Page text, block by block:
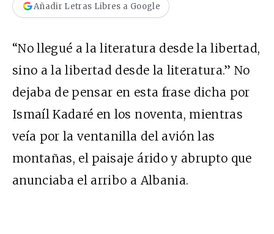
Añadir Letras Libres a Google
“No llegué a la literatura desde la libertad,
sino a la libertad desde la literatura.” No
dejaba de pensar en esta frase dicha por
Ismaíl Kadaré en los noventa, mientras
veía por la ventanilla del avión las
montañas, el paisaje árido y abrupto que
anunciaba el arribo a Albania.